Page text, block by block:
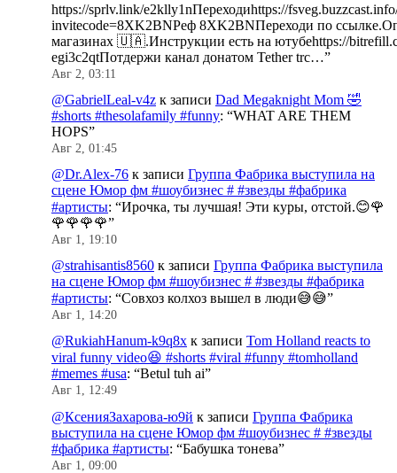
https://sprlv.link/e2klly1nПереходиhttps://
invitecode=8XK2BNРеф 8XK2BNПереходи по
магазинах 🇺🇦.Инструкции есть на ютубеhttps://
egi3c2qtПотдержи канал донатом Tether trc…”
Авг 2, 03:11
@GabrielLeal-v4z к записи Dad Megaknight Mom 🤣
#shorts #thesolafamily #funny: “WHAT ARE THEM
HOPS”
Авг 2, 01:45
@Dr.Alex-76 к записи Группа Фабрика выступила на
сцене Юмор фм #шоубизнес # #звезды #фабрика
#артисты: “Ирочка, ты лучшая! Эти куры, отстой.😊🌹
🌹🌹🌹🌹”
Авг 1, 19:10
@strahisantis8560 к записи Группа Фабрика выступила
на сцене Юмор фм #шоубизнес # #звезды #фабрика
#артисты: “Совхоз колхоз вышел в люди😅😅”
Авг 1, 14:20
@RukiahHanum-k9q8x к записи Tom Holland reacts to
viral funny video😆 #shorts #viral #funny #tomholland
#memes #usa: “Betul tuh ai”
Авг 1, 12:49
@КсенияЗахарова-ю9й к записи Группа Фабрика
выступила на сцене Юмор фм #шоубизнес # #звезды
#фабрика #артисты: “Бабушка тонева”
Авг 1, 09:00